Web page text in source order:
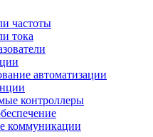
частоты
тока
автоматизации
контроллеры
коммуникации